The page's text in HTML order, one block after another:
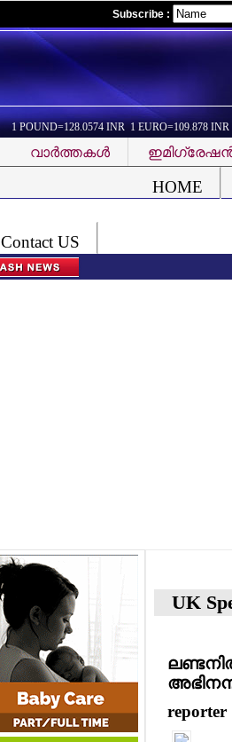
Subscribe :
1 POUND=128.0574 INR 1 EURO=109.878 INR
വാര്‍ത്തകള്‍
HOME
Contact US
UK
reporter